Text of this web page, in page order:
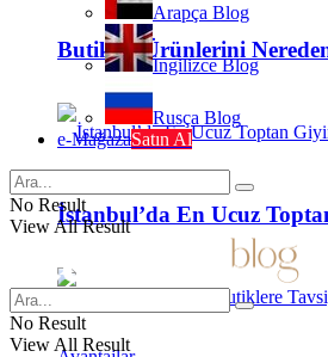
Butikler Ürünlerini
İstanbul’da En Ucuz
Arapça Blog
İngilizce Blog
Rusça Blog
e-MağazaSatın Al
No Result
View All Result
No Result
View All Result